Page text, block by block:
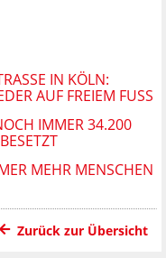
IN KÖLN: S
AUF FREIEM FUSS
IMMER 34.200
MEHR MENSCHEN
Zurück zur Übersicht